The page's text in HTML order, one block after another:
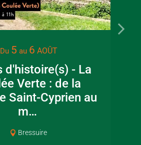
Du 5 au 6 AOÛT
d'histoire(s) - La
Verte : de la
Saint-Cyprien au
m…
Bressuire